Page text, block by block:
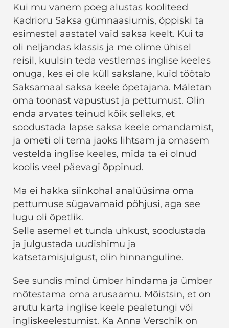
Kui mu vanem poeg alustas kooliteed
Kadrioru Saksa gümnaasiumis, õppiski ta
esimestel aastatel vaid saksa keelt. Kui ta
oli neljandas klassis ja me olime ühisel
reisil, kuulsin teda vestlemas inglise keeles
onuga, kes ei ole küll sakslane, kuid töötab
Saksamaal saksa keele õpetajana. Mäletan
oma toonast vapustust ja pettumust. Olin
enda arvates teinud kõik selleks, et
soodustada lapse saksa keele omandamist,
ja ometi oli tema jaoks lihtsam ja omasem
vestelda inglise keeles, mida ta ei olnud
koolis veel päevagi õppinud.
Ma ei hakka siinkohal analüüsima oma
pettumuse sügavamaid põhjusi, aga see
lugu oli õpetlik.
Selle asemel et tunda uhkust, soodustada
ja julgustada uudishimu ja
katsetamisjulgust, olin hinnanguline.
See sundis mind ümber hindama ja ümber
mõtestama oma arusaamu. Mõistsin, et on
arutu karta inglise keele pealetungi või
ingliskeelestumist. Ka Anna Verschik on